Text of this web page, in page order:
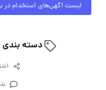
لیست آگهی‌های استخدام در
دسته بندی